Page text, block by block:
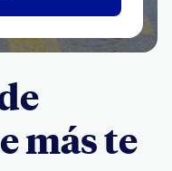
más te